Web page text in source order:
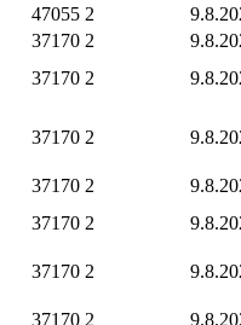
47055 2
37170 2
37170 2
37170 2
37170 2
37170 2
37170 2
37170 2